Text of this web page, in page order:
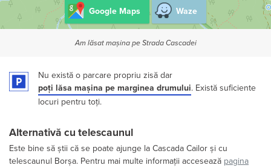
Google Maps Waze
Am lăsat mașina pe Strada Cascadei
Nu există o parcare propriu zisă dar
poți lăsa mașina pe marginea drumului. Există suficiente
locuri pentru toți.
Alternativă cu telescaunul
Este bine să știi că se poate ajunge la Cascada Cailor și cu
telescaunul Borșa. Pentru mai multe informații accesează pagina